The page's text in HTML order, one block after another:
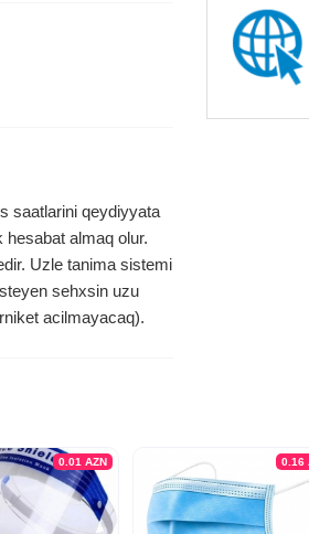
saatlarini qeydiyyata
almaq olur.
Uzle tanima sistemi
sehxsin uzu
acilmayacaq).
0.01 AZN 0.16